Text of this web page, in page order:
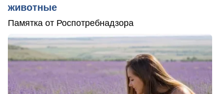
животные
Памятка от Роспотребнадзора